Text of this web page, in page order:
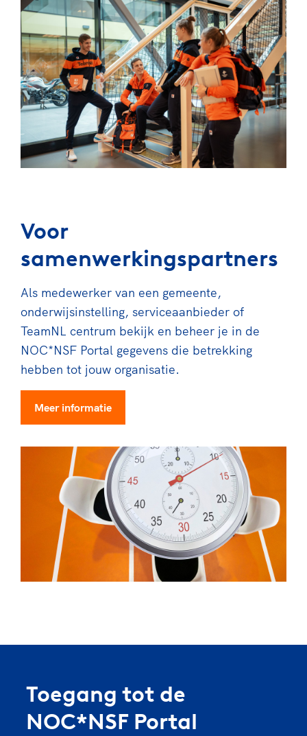
Voor
samenwerkingspartners
Als medewerker van een gemeente,
onderwijsinstelling, serviceaanbieder of
TeamNL centrum bekijk en beheer je in de
NOC*NSF Portal gegevens die betrekking
hebben tot jouw organisatie.
Meer informatie
Toegang tot de
NOC*NSF Portal